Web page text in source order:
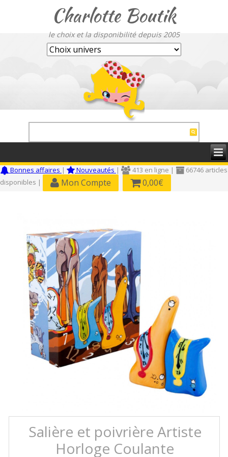
Charlotte Boutik
le choix et la disponibilité depuis 2005
Bonnes affaires | Nouveautés | 413 en ligne |
66746 articles
disponibles |
Mon Compte 0,00€
Salière et poivrière Artiste
Horloge Coulante